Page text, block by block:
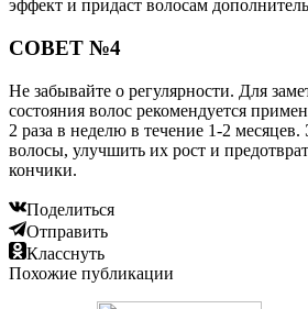
эффект и придаст волосам
СОВЕТ №4
Не забывайте о регулярности. Для
состояния волос рекомендуется
2 раза в неделю в течение 1-2
волосы, улучшить их рост и
кончики.
Поделиться
Отправить
Класснуть
Похожие публикации